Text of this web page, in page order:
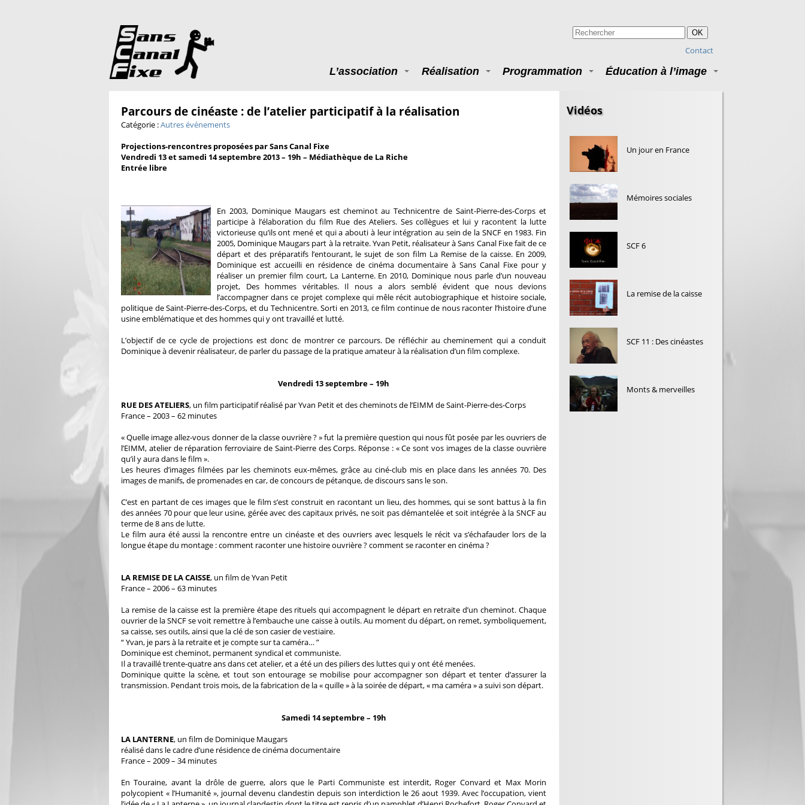
OK
Contact
L’association Réalisation Programmation Éducation à l’image
Parcours de cinéaste : de l’atelier participatif à la réalisation
Catégorie :Autres événements
Projections-rencontres proposées par Sans Canal Fixe
Vendredi 13 et samedi 14 septembre 2013 – 19h – Médiathèque de La Riche
Entrée libre
En 2003, Dominique Maugars est cheminot au Technicentre de Saint-Pierre-des-Corps et
participe à l’élaboration du film Rue des Ateliers. Ses collègues et lui y racontent la lutte
victorieuse qu’ils ont mené et qui a abouti à leur intégration au sein de la SNCF en 1983. Fin
2005, Dominique Maugars part à la retraite. Yvan Petit, réalisateur à Sans Canal Fixe fait de ce
départ et des préparatifs l’entourant, le sujet de son film La Remise de la caisse. En 2009,
Dominique est accueilli en résidence de cinéma documentaire à Sans Canal Fixe pour y
réaliser un premier film court, La Lanterne. En 2010, Dominique nous parle d’un nouveau
projet, Des hommes véritables. Il nous a alors semblé évident que nous devions
l’accompagner dans ce projet complexe qui mêle récit autobiographique et histoire sociale,
politique de Saint-Pierre-des-Corps, et du Technicentre. Sorti en 2013, ce film continue de nous raconter l’histoire d’une
usine emblématique et des hommes qui y ont travaillé et lutté.
L’objectif de ce cycle de projections est donc de montrer ce parcours. De réfléchir au cheminement qui a conduit
Dominique à devenir réalisateur, de parler du passage de la pratique amateur à la réalisation d’un film complexe.
Vendredi 13 septembre – 19h
RUE DES ATELIERS, un film participatif réalisé par Yvan Petit et des cheminots de l’EIMM de Saint-Pierre-des-Corps
France – 2003 – 62 minutes
« Quelle image allez-vous donner de la classe ouvrière ? » fut la première question qui nous fût posée par les ouvriers de
l’EIMM, atelier de réparation ferroviaire de Saint-Pierre des Corps. Réponse : « Ce sont vos images de la classe ouvrière
qu’il y aura dans le film ».
Les heures d’images filmées par les cheminots eux-mêmes, grâce au ciné-club mis en place dans les années 70. Des
images de manifs, de promenades en car, de concours de pétanque, de discours sans le son.
C’est en partant de ces images que le film s’est construit en racontant un lieu, des hommes, qui se sont battus à la fin
des années 70 pour que leur usine, gérée avec des capitaux privés, ne soit pas démantelée et soit intégrée à la SNCF au
terme de 8 ans de lutte.
Le film aura été aussi la rencontre entre un cinéaste et des ouvriers avec lesquels le récit va s’échafauder lors de la
longue étape du montage : comment raconter une histoire ouvrière ? comment se raconter en cinéma ?
LA REMISE DE LA CAISSE, un film de Yvan Petit
France – 2006 – 63 minutes
La remise de la caisse est la première étape des rituels qui accompagnent le départ en retraite d’un cheminot. Chaque
ouvrier de la SNCF se voit remettre à l’embauche une caisse à outils. Au moment du départ, on remet, symboliquement,
sa caisse, ses outils, ainsi que la clé de son casier de vestiaire.
“ Yvan, je pars à la retraite et je compte sur ta caméra… ”
Dominique est cheminot, permanent syndical et communiste.
Il a travaillé trente-quatre ans dans cet atelier, et a été un des piliers des luttes qui y ont été menées.
Dominique quitte la scène, et tout son entourage se mobilise pour accompagner son départ et tenter d’assurer la
transmission. Pendant trois mois, de la fabrication de la « quille » à la soirée de départ, « ma caméra » a suivi son départ.
Samedi 14 septembre – 19h
LA LANTERNE, un film de Dominique Maugars
réalisé dans le cadre d’une résidence de cinéma documentaire
France – 2009 – 34 minutes
En Touraine, avant la drôle de guerre, alors que le Parti Communiste est interdit, Roger Convard et Max Morin
polycopient « l’Humanité », journal devenu clandestin depuis son interdiction le 26 aout 1939. Avec l’occupation, vient
Vidéos
Un jour en France
Mémoires sociales
SCF 6
La remise de la caisse
SCF 11 : Des cinéastes
Monts & merveilles